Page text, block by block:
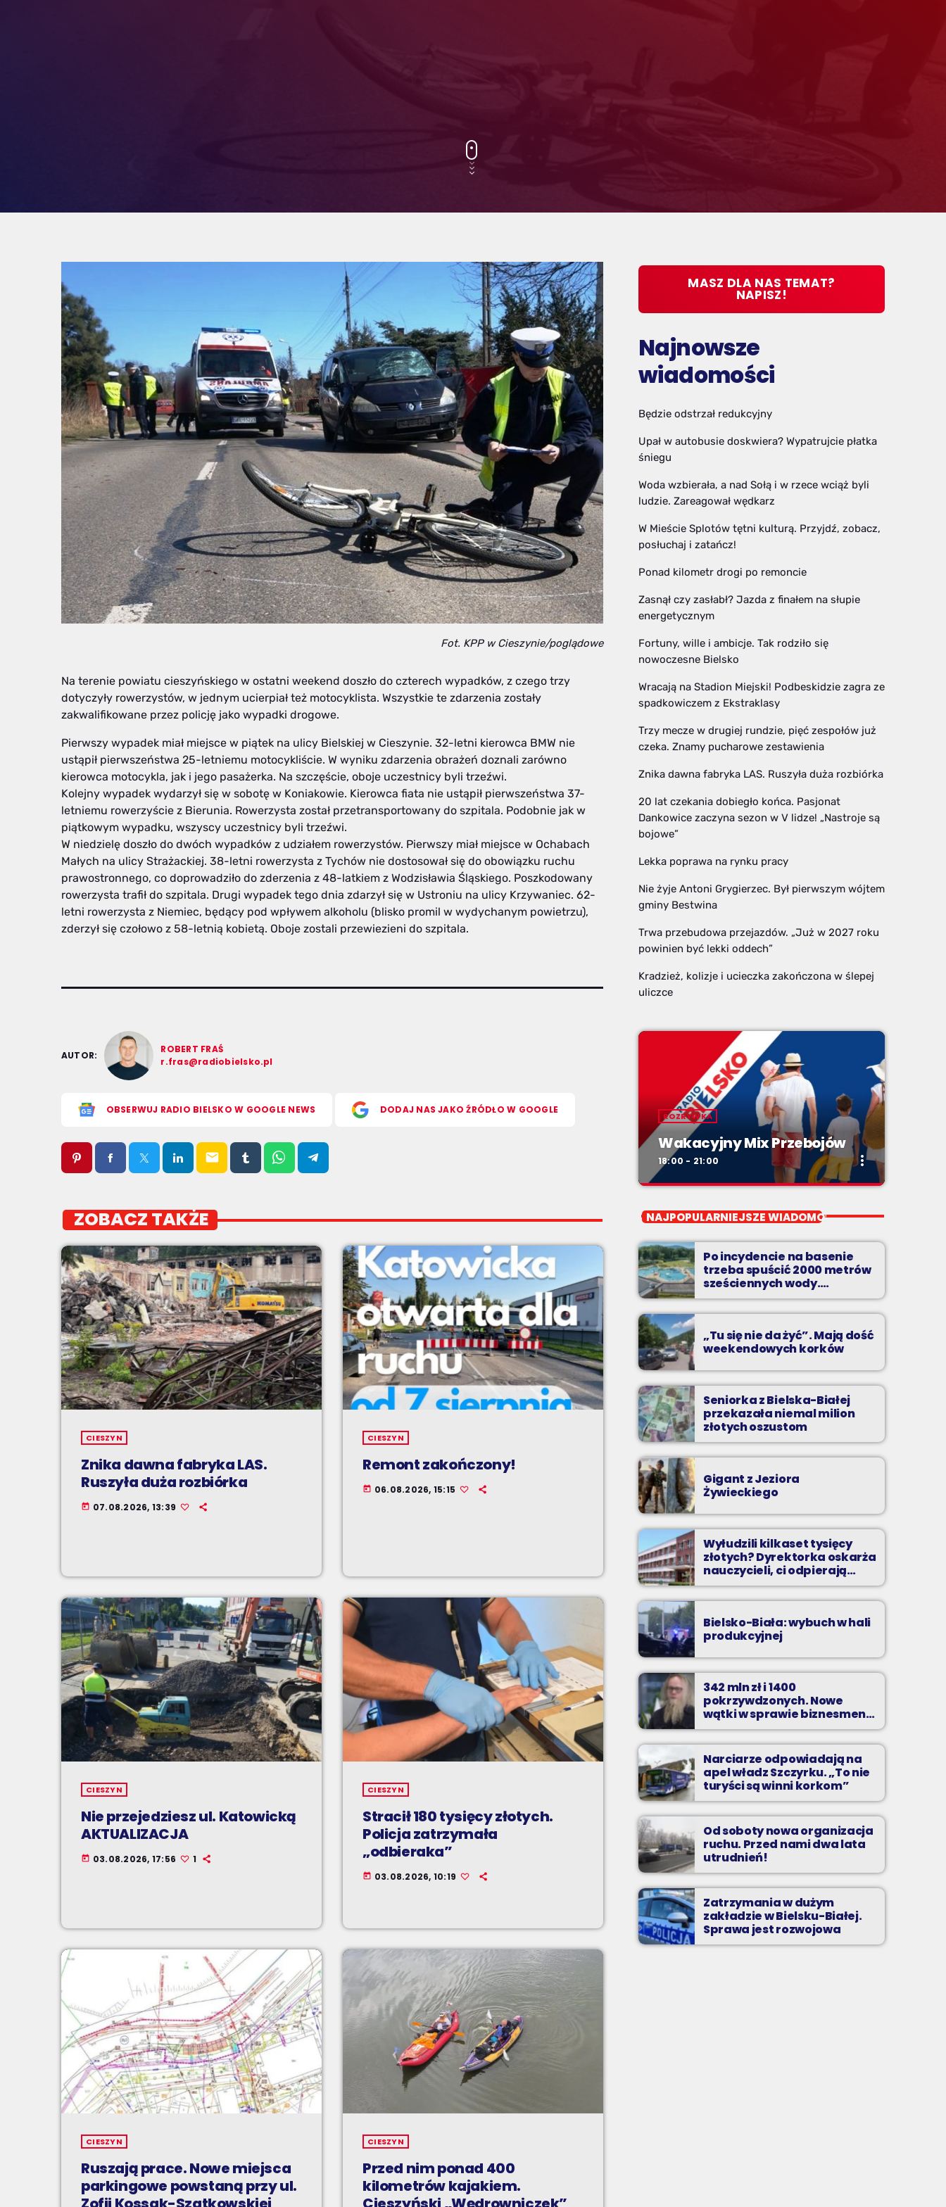
Fot. KPP w Cieszynie/poglądowe
Na terenie powiatu cieszyńskiego w ostatni weekend doszło do czterech wypadków, z czego trzy
dotyczyły rowerzystów, w jednym ucierpiał też motocyklista. Wszystkie te zdarzenia zostały
zakwalifikowane przez policję jako wypadki drogowe.
Pierwszy wypadek miał miejsce w piątek na ulicy Bielskiej w Cieszynie. 32-letni kierowca BMW nie
ustąpił pierwszeństwa 25-letniemu motocykliście. W wyniku zdarzenia obrażeń doznali zarówno
kierowca motocykla, jak i jego pasażerka. Na szczęście, oboje uczestnicy byli trzeźwi.
Kolejny wypadek wydarzył się w sobotę w Koniakowie. Kierowca fiata nie ustąpił pierwszeństwa 37-
letniemu rowerzyście z Bierunia. Rowerzysta został przetransportowany do szpitala. Podobnie jak w
piątkowym wypadku, wszyscy uczestnicy byli trzeźwi.
W niedzielę doszło do dwóch wypadków z udziałem rowerzystów. Pierwszy miał miejsce w Ochabach
Małych na ulicy Strażackiej. 38-letni rowerzysta z Tychów nie dostosował się do obowiązku ruchu
prawostronnego, co doprowadziło do zderzenia z 48-latkiem z Wodzisławia Śląskiego. Poszkodowany
rowerzysta trafił do szpitala. Drugi wypadek tego dnia zdarzył się w Ustroniu na ulicy Krzywaniec. 62-
letni rowerzysta z Niemiec, będący pod wpływem alkoholu (blisko promil w wydychanym powietrzu),
zderzył się czołowo z 58-letnią kobietą. Oboje zostali przewiezieni do szpitala.
AUTOR:
ROBERT FRAŚ
r.fras@radiobielsko.pl
OBSERWUJ RADIO BIELSKO W GOOGLE NEWS DODAJ NAS JAKO ŹRÓDŁO W GOOGLE
email
ZOBACZ TAKŻE
CIESZYN
Znika dawna fabryka LAS.
Ruszyła duża rozbiórka
today 07.08.2026, 13:39
CIESZYN
Remont zakończony!
today 06.08.2026, 15:15
CIESZYN
Nie przejedziesz ul. Katowicką
AKTUALIZACJA
today 03.08.2026, 17:56 1
CIESZYN
Stracił 180 tysięcy złotych.
Policja zatrzymała
„odbieraka”
today 03.08.2026, 10:19
CIESZYN
Ruszają prace. Nowe miejsca
parkingowe powstaną przy ul.
CIESZYN
Przed nim ponad 400
kilometrów kajakiem.
MASZ DLA NAS TEMAT?
NAPISZ!
Najnowsze
wiadomości
Będzie odstrzał redukcyjny
Upał w autobusie doskwiera? Wypatrujcie płatka
śniegu
Woda wzbierała, a nad Sołą i w rzece wciąż byli
ludzie. Zareagował wędkarz
W Mieście Splotów tętni kulturą. Przyjdź, zobacz,
posłuchaj i zatańcz!
Ponad kilometr drogi po remoncie
Zasnął czy zasłabł? Jazda z finałem na słupie
energetycznym
Fortuny, wille i ambicje. Tak rodziło się
nowoczesne Bielsko
Wracają na Stadion Miejski! Podbeskidzie zagra ze
spadkowiczem z Ekstraklasy
Trzy mecze w drugiej rundzie, pięć zespołów już
czeka. Znamy pucharowe zestawienia
Znika dawna fabryka LAS. Ruszyła duża rozbiórka
20 lat czekania dobiegło końca. Pasjonat
Dankowice zaczyna sezon w V lidze! „Nastroje są
bojowe”
Lekka poprawa na rynku pracy
Nie żyje Antoni Grygierzec. Był pierwszym wójtem
gminy Bestwina
Trwa przebudowa przejazdów. „Już w 2027 roku
powinien być lekki oddech”
Kradzież, kolizje i ucieczka zakończona w ślepej
uliczce
ROZRYWKA
Wakacyjny Mix Przebojów
18:00 - 21:00 more_vert
Wakacyjny Mix Przebojów
to najgorętsze hity lata, muzyczne plażowe
perełki, wspomnienia letnich przebojów,
nowości i premiery oraz Wasze pozdrowienia
z wakacji!
NAJPOPULARNIEJSZE WIADOMOŚCI
Po incydencie na basenie
trzeba spuścić 2000 metrów
sześciennych wody.
„Ogromne koszty i ogromna
praca”
„Tu się nie da żyć”. Mają dość
weekendowych korków
Seniorka z Bielska-Białej
przekazała niemal milion
złotych oszustom
Gigant z Jeziora
Żywieckiego
Wyłudzili kilkaset tysięcy
złotych? Dyrektorka oskarża
nauczycieli, ci odpierają
zarzuty
Bielsko-Biała: wybuch w hali
produkcyjnej
342 mln zł i 1400
pokrzywdzonych. Nowe
wątki w sprawie biznesmena
z Bielska-Białej
Narciarze odpowiadają na
apel władz Szczyrku. „To nie
turyści są winni korkom”
Od soboty nowa organizacja
ruchu. Przed nami dwa lata
utrudnień!
Zatrzymania w dużym
zakładzie w Bielsku-Białej.
Sprawa jest rozwojowa